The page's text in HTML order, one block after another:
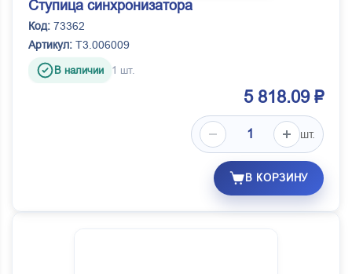
Ступица синхронизатора
Код: 73362
Артикул: Т3.006009
В наличии 1 шт.
5 818.09 ₽
шт.
В КОРЗИНУ